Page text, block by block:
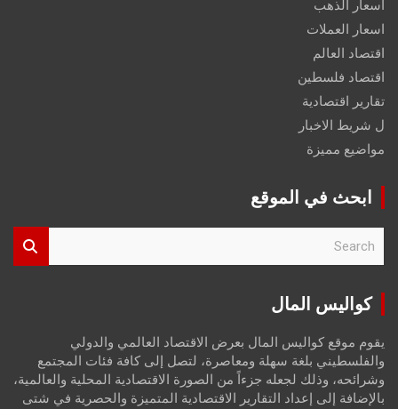
اسعار الذهب
اسعار العملات
اقتصاد العالم
اقتصاد فلسطين
تقارير اقتصادية
ل شريط الاخبار
مواضيع مميزة
ابحث في الموقع
r
كواليس المال
يقوم موقع كواليس المال بعرض الاقتصاد العالمي والدولي
والفلسطيني بلغة سهلة ومعاصرة، لتصل إلى كافة فئات المجتمع
وشرائحه، وذلك لجعله جزءاً من الصورة الاقتصادية المحلية والعالمية،
بالإضافة إلى إعداد التقارير الاقتصادية المتميزة والحصرية في شتى